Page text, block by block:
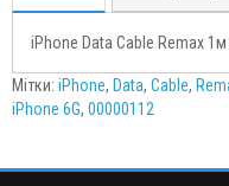
iPhone Data Cable Remax
Мітки: iPhone, Data, Cable,
iPhone 6G, 00000112